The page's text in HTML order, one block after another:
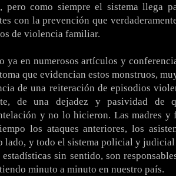
pero como siempre el sistema llega
con la prevención que
de violencia familiar.
ya en numerosos artículos y
que evidencian estos monstruos,
de una reiteración de episodios
de una dejadez y pasividad de
y no lo hicieron. Las madres y
los ataques anteriores, los
lado, y todo el sistema policial y judicial
sin sentido, son
minuto a minuto en nuestro país.